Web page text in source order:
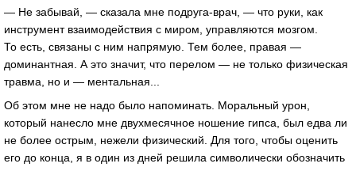
— Не забывай, — сказала мне подруга-врач, — что руки, как
инструмент взаимодействия с миром, управляются мозгом.
То есть, связаны с ним напрямую. Тем более, правая —
доминантная. А это значит, что перелом — не только физическая
травма, но и — ментальная...
Об этом мне не надо было напоминать. Моральный урон,
который нанесло мне двухмесячное ношение гипса, был едва ли
не более острым, нежели физический. Для того, чтобы оценить
его до конца, я в один из дней решила символически обозначить